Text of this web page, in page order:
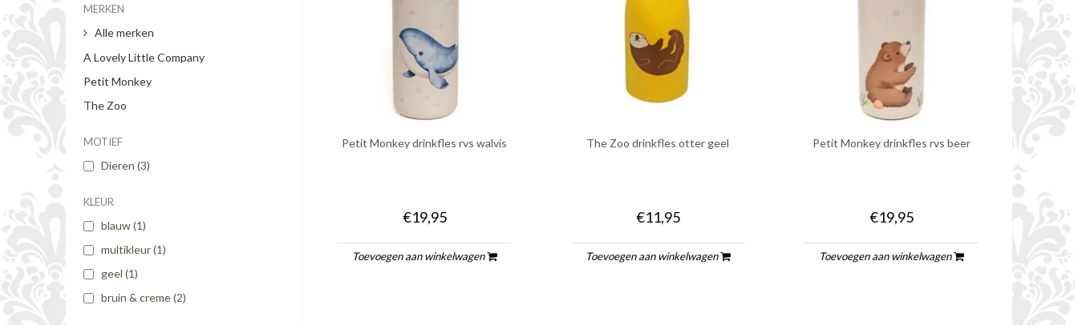
MERKEN
Alle merken
A Lovely Little Company
Petit Monkey
The Zoo
MOTIEF
Dieren (3)
KLEUR
blauw(1)
multikleur(1)
geel (1)
bruin & creme(2)
Petit Monkey drinkfles rvs walvis
€19,95
Toevoegen aan winkelwagen
The Zoo drinkfles otter geel
€11,95
Toevoegen aan winkelwagen
Petit Monkey drinkfles rvs beer
€19,95
Toevoegen aan winkelwagen